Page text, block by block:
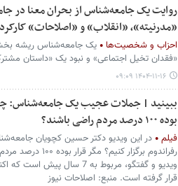
روایت یک جامعه‌شناس از بحران معنا در
«مدرنیته»، «انقلاب» و «اصلاحات»
احزاب و شخصیت‌ها
یک جامعه‌شناس ریشه
«فقدان تخیل اجتماعی» و نبود یک «داستان
۱۴۰۴-۱۱-۱۶ ۰۹:۰۹
ببینید | جملات عجیب یک جامعه‌شناس: چرا
بوده ۱۰۰ درصد مردم راضی باشند؟
فیلم
در این ویدیو دکتر حسین کچویان
رفراندوم برگزار
ویدیو و گفتگو، مربوط به 7
قرار گرفته است. منبع: اصلاحات نیوز